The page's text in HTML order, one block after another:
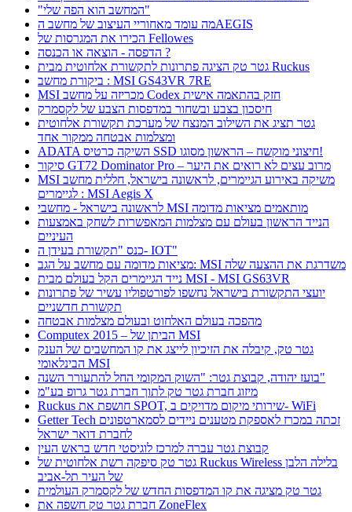
"המחשב הוא הפה שלי"
מה עומד מאחוריי העיצוב של מחשב הAEGIS
הכירו את המגרסות של Fellowes
הדפסה - הוצאה או הכנסה ?
גטר טק הציגה פתרונות לתקשורת אלחוטית מבית Ruckus
ביקורת מחשב : MSI GS43VR 7RE
MSI מכריזה על מחשב Codex חזק בהתאמה אישית
חיסכון בצבע ובשחור במדפסות הצבע של לקסמרק
גטר תציג את השילוב המנצח של מערכת תקשורת אלחוטית
ומצלמות אבטחה ממקור אחד
ADATA השיקה כרטיס SSD חיצוני מוקשח – הראשון מסוגו!
סיקור GT72 Dominator Pro – מרוב עצים לא רואים את היער
MSI משיקה באירוע הגיימרים, לראשונה בישראל, חללית מחשב
לגיימרים : MSI Aegis X
לראשונה בישראל - מחשבי MSI מותאמים מציאות מדומה
הנייד הראשון בעולם עם מצלמות המאפשרות לשחק באמצעות
העיניים
כנס "תקשורת בעידן ה- IOT"
מציאות מדומה עם מחשב על הגב: MSI משדרגת את ההצעה שלה
נייד הגיימרים הקל בעולם מבית MSI - MSI GS63VR
יועצי התקשורת בישראל נחשפו לפורטפוליו עשיר של פתרונות
תקשורת חדשניים
מהפכה בעולם האלחוט ובעולם מצלמות אבטחה
Computex 2015 – הביתן של MSI
גטר טק, קיבלה את הזיכיון לייצג את קו המחשבים של הענק
הבינלאומי MSI
בועז יהודה, קבוצת גטר: "השוק המקומי החל להתעורר השנה"
מיזוג חברת גטר טק לתוך חברת גטר גרופ בע"מ
Ruckus חושפת את SPOT, שירותי מיקום מדויקים ב- WiFi
Getter Tech זכתה במכרז לאספקת מטענים ניידים לסמארטפונים
לחברת דואר ישראל
קבוצת גטר עברה למרכז לוגיסטי חדש בראש העין
גטר טק סיפקה רשת אלחוטית של Ruckus Wireless בלילה הלבן
של העיר תל-אביב
גטר טק מציגה את קו המדפסות החדש של לקסמרק העולמית
חברת גטר טק חשפה את ZoneFlex